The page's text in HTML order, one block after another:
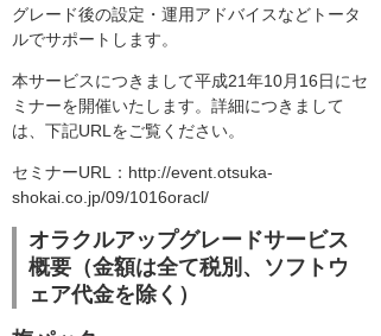
グレード後の設定・運用アドバイスなどトータ
ルでサポートします。
本サービスにつきまして平成21年10月16日にセ
ミナーを開催いたします。詳細につきまして
は、下記URLをご覧ください。
セミナーURL：http://event.otsuka-
shokai.co.jp/09/1016oracl/
オラクルアップグレードサービス
概要（金額は全て税別、ソフトウ
ェア代金を除く）